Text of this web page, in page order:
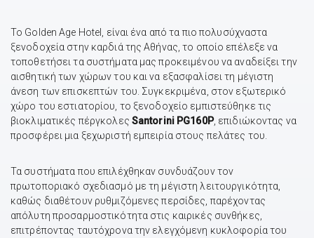
Το Golden Age Hotel, είναι ένα από τα πιο πολυσύχναστα
ξενοδοχεία στην καρδιά της Αθήνας, το οποίο επέλεξε να
τοποθετήσει τα συστήματα μας προκειμένου να αναδείξει την
αισθητική των χώρων του και να εξασφαλίσει τη μέγιστη
άνεση των επισκεπτών του. Συγκεκριμένα, στον εξωτερικό
χώρο του εστιατορίου, το ξενοδοχείο εμπιστεύθηκε τις
βιοκλιματικές πέργκολες Santorini PG160P, επιδιώκοντας να
προσφέρει μια ξεχωριστή εμπειρία στους πελάτες του.
Τα συστήματα που επιλέχθηκαν συνδυάζουν τον
πρωτοποριακό σχεδιασμό με τη μέγιστη λειτουργικότητα,
καθώς διαθέτουν ρυθμιζόμενες περσίδες, παρέχοντας
απόλυτη προσαρμοστικότητα στις καιρικές συνθήκες,
επιτρέποντας ταυτόχρονα την ελεγχόμενη κυκλοφορία του